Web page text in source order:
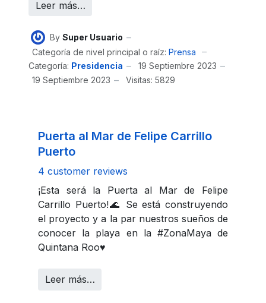
Leer más…
By Super Usuario
Categoría de nivel principal o raíz: Prensa
Categoría: Presidencia
19 Septiembre 2023
19 Septiembre 2023
Visitas: 5829
Puerta al Mar de Felipe Carrillo
Puerto
4 customer reviews
¡Esta será la Puerta al Mar de Felipe
Carrillo Puerto!🌊 Se está construyendo
el proyecto y a la par nuestros sueños de
conocer la playa en la #ZonaMaya de
Quintana Roo♥️
Leer más…